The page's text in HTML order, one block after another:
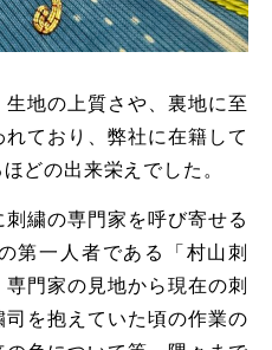
地の上質さや、裏地に至
ており、弊社に在籍して
どの出来栄えでした。
繍の専門家を呼び寄せる
第一人者である「村山刺
門家の見地から現在の刺
を抱えていた頃の作業の